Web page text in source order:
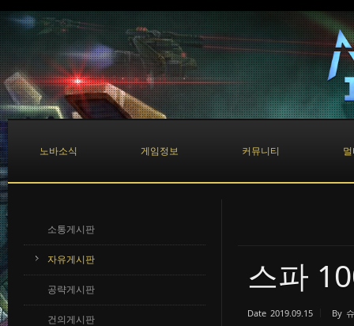
노바소식 게임정보 커뮤니티
소통게시판
자유게시판
공략게시판
건의게시판
스파
Date 2019.09.15 By
Sketchbook5, 스케치북5
Sketchbook5, 스케치북5